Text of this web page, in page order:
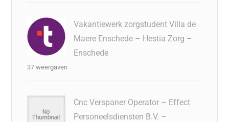
Vakantiewerk zorgstudent Villa de
Maere Enschede – Hestia Zorg –
Enschede
37 weergaven
Cnc Verspaner Operator – Effect
Personeelsdiensten B.V. –